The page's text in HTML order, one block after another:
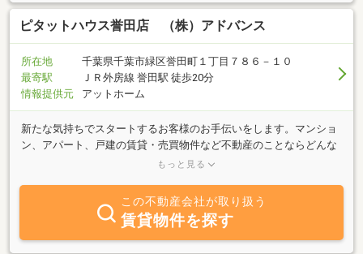
件がございましたらお気軽にお申し付けください。最新の空室確認
をさせて頂きます！何件も不動産会社を回る必要がなくなり時間の
★―☆―★―☆―★―☆―★―☆―★―☆―★―☆ご質問・ご内見のご予
約は、【043-205-8611】までお問合せ下さい！もちろん、飛び込み
来店も大歓迎♪（土日は店頭が込み合いますのでご予約頂くことを
に添えるお部屋探しができるよう、誠心誠意頑張ります！
ピタットハウス誉田店 （株）アドバンス
所在地
千葉県千葉市緑区誉田町１丁目７８６－１０
最寄駅
ＪＲ外房線 誉田駅 徒歩20分
情報提供元
アットホーム
新たな気持ちでスタートするお客様のお手伝いをします。マンショ
ン、アパート、戸建の賃貸・売買物件など不動産のことならどんな
ことでもお気軽にご相談ください。 ようこそピタットハウス誉田店
え出来ますよう努力させて頂きます。ご来店お待ち致しておりま
す。また、駅までお迎えにも参りますので、ご連絡をお待ちしてお
もっと見る
この不動産会社が取り扱う
賃貸物件を探す